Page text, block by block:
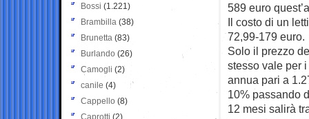
589 euro
Il costo di un
72,99-179 euro.
Solo il prezzo
stesso vale per
annua pari a
10% passando
12 mesi salirà
Bossi (1.221)
Brambilla (38)
Brunetta (83)
Burlando (26)
Camogli (2)
canile (4)
Cappello (8)
Caprotti (2)